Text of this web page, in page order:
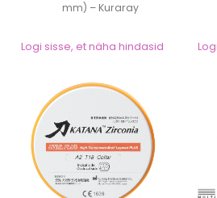
mm) – Kuraray
Logi sisse, et näha hindasid